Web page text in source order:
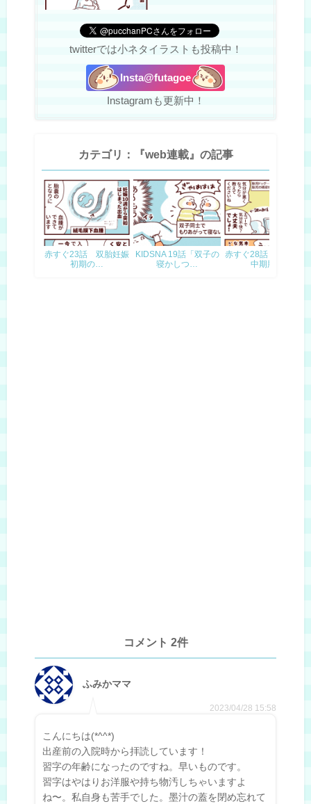
twitterでは小ネタイラストも投稿中！
Insta@futagoe
Instagramも更新中！
カテゴリ：『web連載』の記事
赤すぐ23話 双胎妊娠
初期の…
KIDSNA 19話「双子の
寝かしつ…
赤すぐ28話 双胎妊娠
中期胎…
コメント 2件
ふみかママ
2023/04/28 15:58
こんにちは(*^^*)
出産前の入院時から拝読しています！
習字の年齢になったのですね。早いものです。
習字はやはりお洋服や持ち物汚しちゃいますよ
ね〜。私自身も苦手でした。墨汁の蓋を閉め忘れて